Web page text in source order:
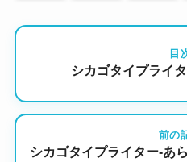
目
シカゴタイプライ
前の
シカゴタイプライター-あ